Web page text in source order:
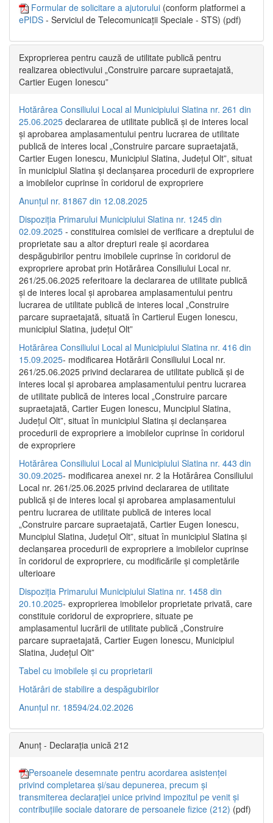
Formular de solicitare a ajutorului (conform platformei a
ePIDS - Serviciul de Telecomunicații Speciale - STS) (pdf)
Exproprierea pentru cauză de utilitate publică pentru
realizarea obiectivului „Construire parcare supraetajată,
Cartier Eugen Ionescu”
Hotărârea Consiliului Local al Municipiului Slatina nr. 261 din
25.06.2025 declararea de utilitate publică și de interes local
și aprobarea amplasamentului pentru lucrarea de utilitate
publică de interes local „Construire parcare supraetajată,
Cartier Eugen Ionescu, Municipiul Slatina, Județul Olt”, situat
în municipiul Slatina și declanșarea procedurii de expropriere
a imobilelor cuprinse în coridorul de expropriere
Anunțul nr. 81867 din 12.08.2025
Dispoziția Primarului Municipiului Slatina nr. 1245 din
02.09.2025 - constituirea comisiei de verificare a dreptului de
proprietate sau a altor drepturi reale și acordarea
despăgubirilor pentru imobilele cuprinse în coridorul de
expropriere aprobat prin Hotărârea Consiliului Local nr.
261/25.06.2025 referitoare la declararea de utilitate publică
și de interes local și aprobarea amplasamentului pentru
lucrarea de utilitate publică de interes local „Construire
parcare supraetajată, situată în Cartierul Eugen Ionescu,
municipiul Slatina, județul Olt”
Hotărârea Consiliului Local al Municipiului Slatina nr. 416 din
15.09.2025- modificarea Hotărârii Consiliului Local nr.
261/25.06.2025 privind declararea de utilitate publică și de
interes local și aprobarea amplasamentului pentru lucrarea
de utilitate publică de interes local „Construire parcare
supraetajată, Cartier Eugen Ionescu, Muncipiul Slatina,
Județul Olt”, situat în municipiul Slatina și declanșarea
procedurii de expropriere a imobilelor cuprinse în coridorul
de expropriere
Hotărârea Consiliului Local al Municipiului Slatina nr. 443 din
30.09.2025- modificarea anexei nr. 2 la Hotărârea Consiliului
Local nr. 261/25.06.2025 privind declararea de utilitate
publică şi de interes local şi aprobarea amplasamentului
pentru lucrarea de utilitate publică de interes local
„Construire parcare supraetajată, Cartier Eugen Ionescu,
Muncipiul Slatina, Judeţul Olt”, situat în municipiul Slatina şi
declanşarea procedurii de expropriere a imobilelor cuprinse
în coridorul de expropriere, cu modificările şi completările
ulterioare
Dispoziția Primarului Municipiului Slatina nr. 1458 din
20.10.2025- exproprierea imobilelor proprietate privată, care
constituie coridorul de expropriere, situate pe
amplasamentul lucrării de utilitate publică „Construire
parcare supraetajată, Cartier Eugen Ionescu, Municipiul
Slatina, Județul Olt”
Tabel cu imobilele și cu proprietarii
Hotărâri de stabilire a despăgubirilor
Anunțul nr. 18594/24.02.2026
Anunț - Declarația unică 212
Persoanele desemnate pentru acordarea asistenței
privind completarea și/sau depunerea, precum și
transmiterea declarației unice privind impozitul pe venit și
contribuțiile sociale datorare de persoanele fizice (212) (pdf)